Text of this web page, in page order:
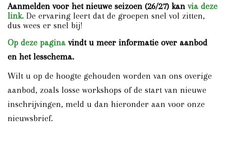
Aanmelden voor het nieuwe seizoen (26/27) kanvia deze
link. De ervaring leert dat de groepen snel vol zitten,
dus wees er snel bij!
Op deze pagina vindt u meer informatie over aanbod
en het lesschema.
Wilt u op de hoogte gehouden worden van ons overige
aanbod, zoals losse workshops of de start van nieuwe
inschrijvingen, meld u dan hieronder aan voor onze
nieuwsbrief.